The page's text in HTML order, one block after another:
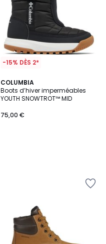
-15% DÈS 2*
COLUMBIA
Boots d’hiver imperméables
YOUTH SNOWTROT™ MID
75,00 €